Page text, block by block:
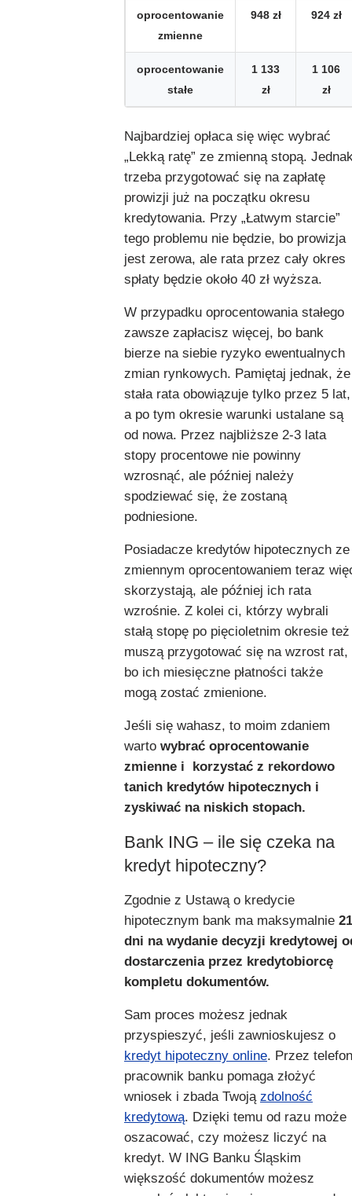
oprocentowanie
zmienne
948 zł 924 zł
oprocentowanie
stałe
1 133
zł
1 106
zł
Najbardziej opłaca się więc wybrać
„Lekką ratę” ze zmienną stopą.
trzeba przygotować się na zapłatę
prowizji już na początku okresu
kredytowania. Przy „Łatwym starcie”
tego problemu nie będzie, bo prowizja
jest zerowa, ale rata przez cały okres
spłaty będzie około 40 zł wyższa.
W przypadku oprocentowania stałego
zawsze zapłacisz więcej, bo bank
bierze na siebie ryzyko ewentualnych
zmian rynkowych. Pamiętaj jednak, że
stała rata obowiązuje tylko przez 5 lat,
a po tym okresie warunki ustalane są
od nowa. Przez najbliższe 2-3 lata
stopy procentowe nie powinny
wzrosnąć, ale później należy
spodziewać się, że zostaną
podniesione.
Posiadacze kredytów hipotecznych ze
zmiennym oprocentowaniem teraz
skorzystają, ale później ich rata
wzrośnie. Z kolei ci, którzy wybrali
stałą stopę po pięcioletnim okresie też
muszą przygotować się na wzrost rat,
bo ich miesięczne płatności także
mogą zostać zmienione.
Jeśli się wahasz, to moim zdaniem
warto wybrać oprocentowanie
zmienne i korzystać z rekordowo
tanich kredytów hipotecznych i
zyskiwać na niskich stopach.
Bank ING – ile się czeka na
kredyt hipoteczny?
Zgodnie z Ustawą o kredycie
hipotecznym bank ma maksymalnie 21
dni na wydanie decyzji kredytowej
dostarczenia przez kredytobiorcę
kompletu dokumentów.
Sam proces możesz jednak
przyspieszyć, jeśli zawnioskujesz o
kredyt hipoteczny online. Przez telefon
pracownik banku pomaga złożyć
wniosek i zbada Twoją zdolność
kredytową. Dzięki temu od razu może
oszacować, czy możesz liczyć na
kredyt. W ING Banku Śląskim
większość dokumentów możesz